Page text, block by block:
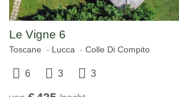
Le Vigne 6
Toscane Lucca Colle Di Compito
6 3 3